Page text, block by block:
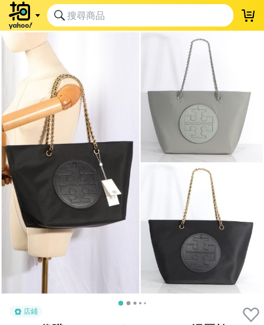
店鋪